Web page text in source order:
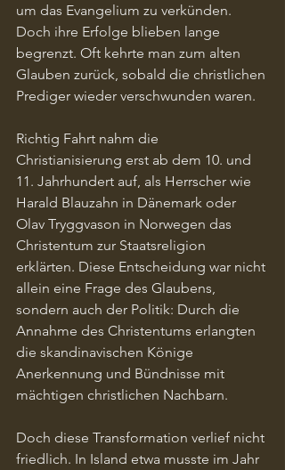
um das Evangelium zu verkünden.
Doch ihre Erfolge blieben lange
begrenzt. Oft kehrte man zum alten
Glauben zurück, sobald die christlichen
Prediger wieder verschwunden waren.
Richtig Fahrt nahm die
Christianisierung erst ab dem 10. und
11. Jahrhundert auf, als Herrscher wie
Harald Blauzahn in Dänemark oder
Olav Tryggvason in Norwegen das
Christentum zur Staatsreligion
erklärten. Diese Entscheidung war nicht
allein eine Frage des Glaubens,
sondern auch der Politik: Durch die
Annahme des Christentums erlangten
die skandinavischen Könige
Anerkennung und Bündnisse mit
mächtigen christlichen Nachbarn.
Doch diese Transformation verlief nicht
friedlich. In Island etwa musste im Jahr